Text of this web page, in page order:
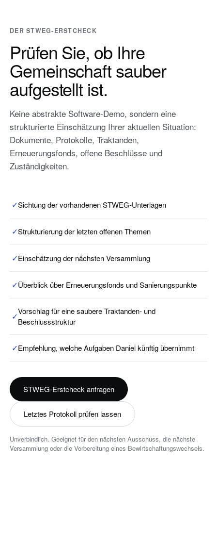
DER STWEG-ERSTCHECK
Prüfen Sie, ob Ihre
Gemeinschaft sauber
aufgestellt ist.
Keine abstrakte Software-Demo, sondern eine
strukturierte Einschätzung Ihrer aktuellen Situation:
Dokumente, Protokolle, Traktanden,
Erneuerungsfonds, offene Beschlüsse und
Zuständigkeiten.
✓Sichtung der vorhandenen STWEG-Unterlagen
✓Strukturierung der letzten offenen Themen
✓Einschätzung der nächsten Versammlung
✓Überblick über Erneuerungsfonds und Sanierungspunkte
✓Vorschlag für eine saubere Traktanden- und
Beschlussstruktur
✓Empfehlung, welche Aufgaben Daniel künftig übernimmt
STWEG-Erstcheck anfragen
Letztes Protokoll prüfen lassen
Unverbindlich. Geeignet für den nächsten Ausschuss, die nächste
Versammlung oder die Vorbereitung eines Bewirtschaftungswechsels.